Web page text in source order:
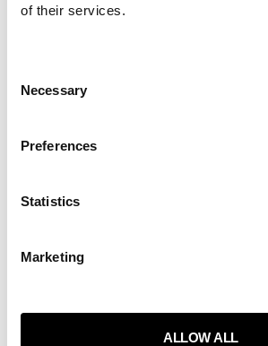
of their services.
Selection
Necessary
Preferences
Statistics
Marketing
ALLOW ALL
KIRJOITTAJA